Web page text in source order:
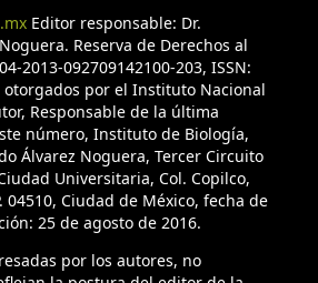
Composición florística del
Chalco, Ciudad de México, México
Universidad Nacional
Cd. de México.
I. (2004). Evolution of the
and cytological support for the
revision. Phycologia, 43, 245–
i0031-8884-43-3-245.1
Editor responsable: Dr.
Reserva de Derechos al
2013-092709142100-203, ISSN:
otorgados por el Instituto Nacional
Responsable de la última
número, Instituto de Biología,
Álvarez Noguera, Tercer Circuito
Universitaria, Col. Copilco,
04510, Ciudad de México, fecha de
25 de agosto de 2016.
por los autores, no